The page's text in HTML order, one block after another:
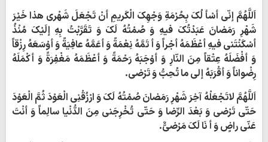
اَللَّهُمَّ إنّی أسْأ لُکَ بِحُرْمَةِ وَجْهِکَ الْکَریمِ أنْ تَجْعَلَ شَهْری هذا خَیْرَ
شَهْرِ رَمَضانَ عَبَدْتُکَ فیهِ وَ صُمْتُهُ لَکَ وَ تَقَرَّبْتُ بِهِ إلَیْکَ مُنْذُ
أسْکَنْتَنی فیهِ أعْظَمَهُ أجْراً وَ أ تَمَّهُ نِعْمَةً وَ أعَمَّهُ عافِیَةً وَ أوْسَعَهُ رِزْقاً
وَ أفْضَلَهُ عِتْقاً مِنَ النّارِ وَ أوْجَبَهُ رَحْمَةً وَ أعْظَمَهُ مَغْفِرَةً وَ أکْمَلَهُ
رِضْواناً وَ أقْرَبَهُ إلی ما تُحِبُّ وَ تَرْضی.
اَللَّهُمَّ لاتَجْعَلْهُ آخِرَ شَهْرِ رَمَضانَ صُمْتُهُ لَکَ وَ ارْزُقْنِی الْعَوْدَ ثُمَّ الْعَوْدَ
حَتّی تَرْضی وَ بَعْدَ الرِّضا وَ حَتّی تُخْرِجَنی مِنَ الدُّنْیا سالِماً وَ أنْتَ
عَنّی راضٍ وَ أ نَا لَکَ مَرْضیٌّ.